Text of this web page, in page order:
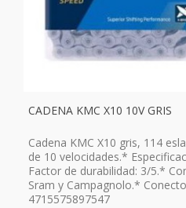
CADENA KMC X10 10V GRIS
Cadena KMC X10 gris, 114
de 10 velocidades.*
Factor de durabilidad: 3/5.*
Sram y Campagnolo.*
4715575897547